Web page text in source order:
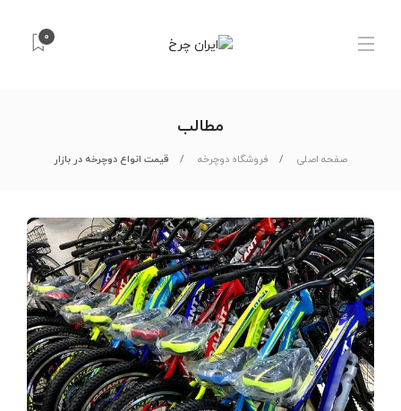
0
مطالب
صفحه اصلی فروشگاه دوچرخه قیمت انواع دوچرخه در بازار